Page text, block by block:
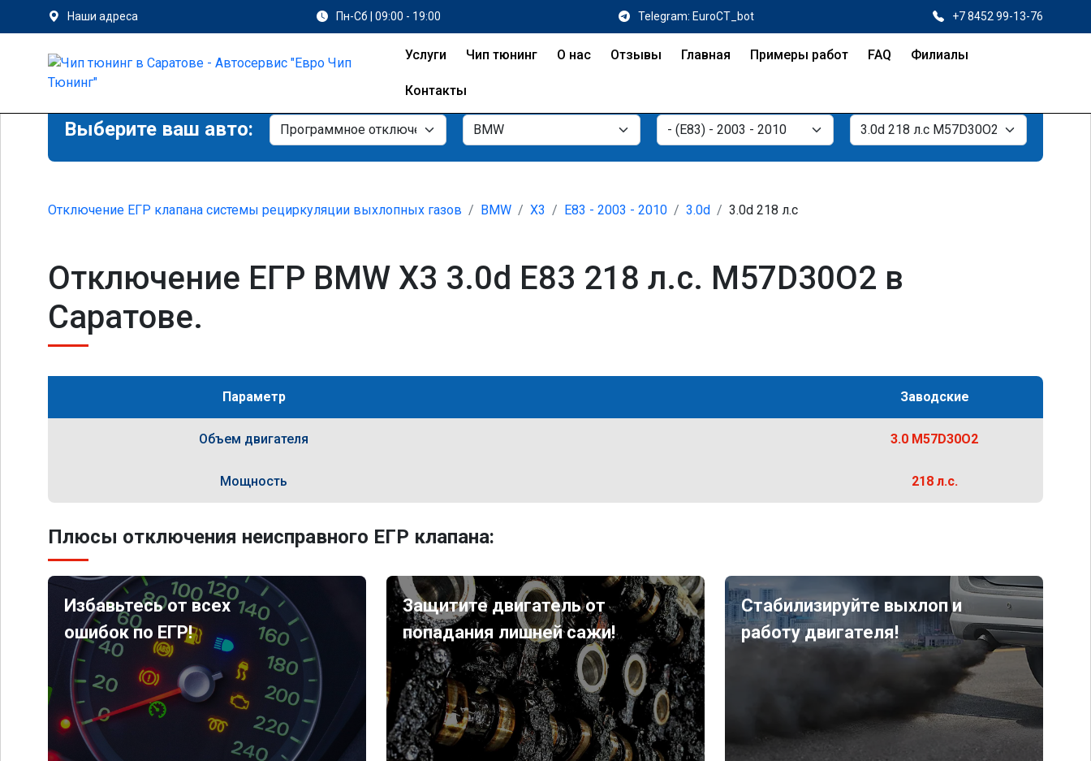
Наши адреса Пн-Сб | 09:00 - 19:00 Telegram: EuroCT_bot +7 8452 99-13-76
Услуги Чип тюнинг О нас Отзывы Главная Примеры работ FAQ Филиалы
Контакты
Выберите ваш авто:
Отключение ЕГР клапана системы рециркуляции выхлопных газов BMW X3 E83 - 2003 - 2010 3.0d 3.0d 218 л.с
Отключение ЕГР BMW X3 3.0d E83 218 л.с. M57D30O2 в
Саратове.
Параметр Заводские
Объем двигателя 3.0 M57D30O2
Мощность 218 л.с.
Плюсы отключения неисправного ЕГР клапана:
Избавьтесь от всех
ошибок по ЕГР!
Защитите двигатель от
попадания лишней сажи!
Стабилизируйте выхлоп и
работу двигателя!